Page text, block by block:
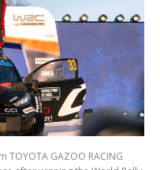
TOYOTA GAZOO RACING